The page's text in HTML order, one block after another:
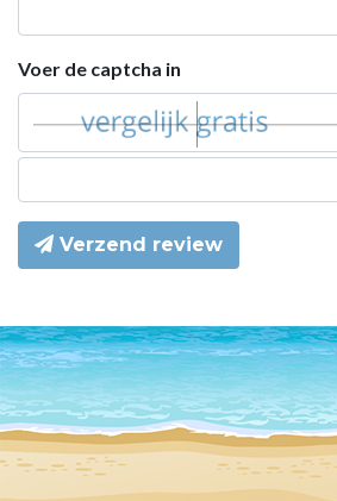
Voer de captcha in
Verzend review